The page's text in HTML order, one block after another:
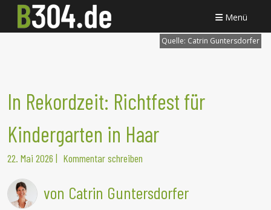
Menü
Quelle: Catrin Guntersdorfer
In Rekordzeit: Richtfest für
Kindergarten in Haar
22. Mai 2026 | Kommentar schreiben
von Catrin Guntersdorfer